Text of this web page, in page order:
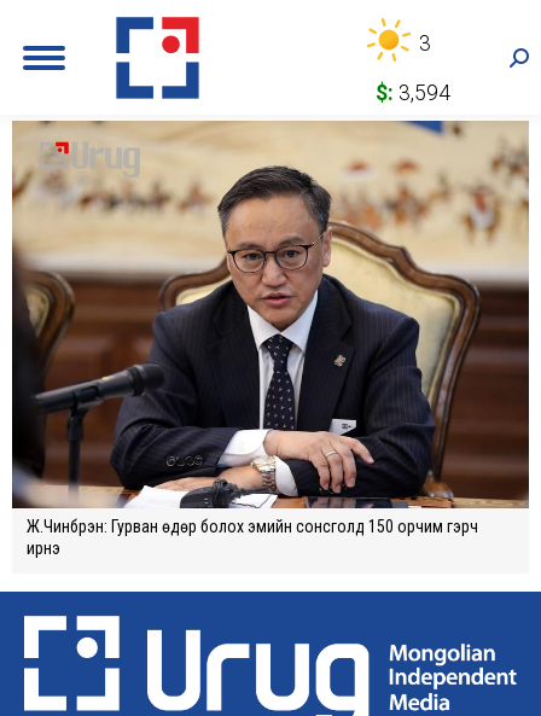
3
$: 3,594
Ж.Чинбүрэн: Гурван өдөр болох эмийн сонсголд 150 орчим гэрч
ирнэ